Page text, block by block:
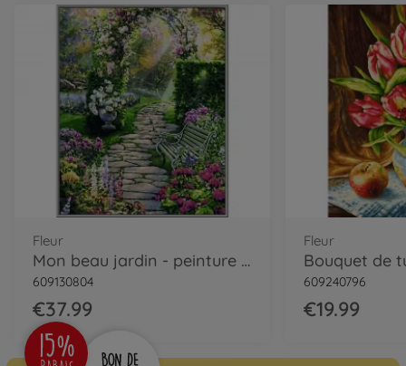
Fleur
Mon beau jardin - peinture par numéros
609130804
€37.99
Fleur
609240796
€19.99